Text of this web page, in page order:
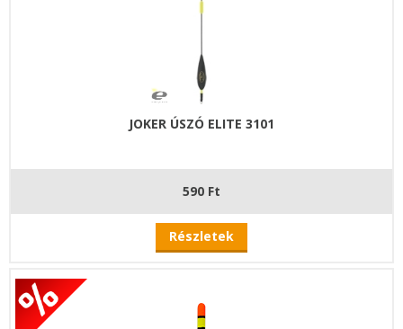
JOKER ÚSZÓ ELITE 3101
590 Ft
Részletek